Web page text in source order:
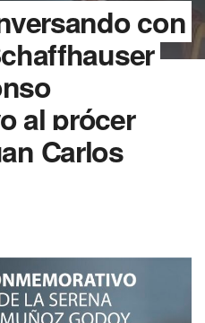
con
al prócer
Carlos